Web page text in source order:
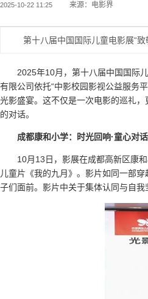
2025-10-22 11:25 来源：电影界
第十八届中国国际儿童电影展“
2025年10月，第十八届中国国际
有限公司依托“中影校园影视公益服务
光影盛宴。这不仅是一次电影的巡礼
的对话。
成都康和小学：时光回响·童心对话
10月13日，影展在成都高新区康
儿童片《我的九月》。影片如同一部
子们面前。影片中关于集体认同与自